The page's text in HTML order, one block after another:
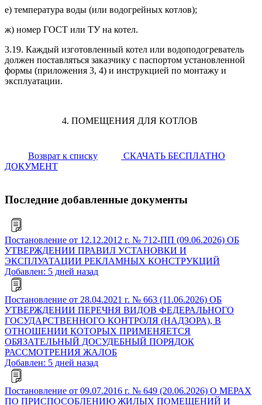
е) температура воды (или водогрейных котлов);
ж) номер ГОСТ или ТУ на котел.
3.19. Каждый изготовленный котел или водоподогреватель
должен поставляться заказчику с паспортом установленной
формы (приложения 3, 4) и инструкцией по монтажу и
эксплуатации.
4. ПОМЕЩЕНИЯ ДЛЯ КОТЛОВ
Возврат к списку
СКАЧАТЬ БЕСПЛАТНО
ДОКУМЕНТ
Последние добавленные документы
Постановление от 12.12.2012 г. № 712-ПП (09.06.2026) ОБ
УТВЕРЖДЕНИИ ПРАВИЛ УСТАНОВКИ И
ЭКСПЛУАТАЦИИ РЕКЛАМНЫХ КОНСТРУКЦИЙ
Добавлен: 5 дней назад
Постановление от 28.04.2021 г. № 663 (11.06.2026) ОБ
УТВЕРЖДЕНИИ ПЕРЕЧНЯ ВИДОВ ФЕДЕРАЛЬНОГО
ГОСУДАРСТВЕННОГО КОНТРОЛЯ (НАДЗОРА), В
ОТНОШЕНИИ КОТОРЫХ ПРИМЕНЯЕТСЯ
ОБЯЗАТЕЛЬНЫЙ ДОСУДЕБНЫЙ ПОРЯДОК
РАССМОТРЕНИЯ ЖАЛОБ
Добавлен: 5 дней назад
Постановление от 09.07.2016 г. № 649 (20.06.2026) О МЕРАХ
ПО ПРИСПОСОБЛЕНИЮ ЖИЛЫХ ПОМЕЩЕНИЙ И